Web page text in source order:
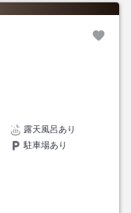
露天風呂あり
駐車場あり